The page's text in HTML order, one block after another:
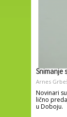
Snimanje
Arnes
Novinari
lično
u Doboju.